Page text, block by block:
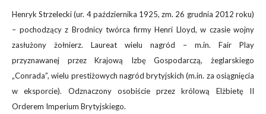
Henryk Strzelecki (ur. 4 października 1925, zm. 26 grudnia 2012 roku)
– pochodzący z Brodnicy twórcafirmy Henri Lloyd, w czasie wojny
zasłużony żołnierz. Laureat wielu nagród – m.in. Fair Play
przyznawanej przez Krajową Izbę Gospodarczą, żeglarskiego
„Conrada”, wielu prestiżowych nagród brytyjskich (m.in. za osiągnięcia
w eksporcie). Odznaczony osobiście przez królową Elżbietę II
Orderem Imperium Brytyjskiego.